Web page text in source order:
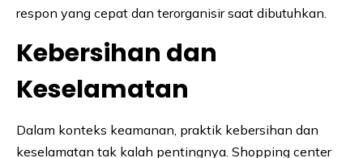
respon yang cepat dan terorganisir saat dibutuhkan.
Kebersihan dan
Keselamatan
Dalam konteks keamanan, praktik kebersihan dan
keselamatan tak kalah pentingnya. Shopping center